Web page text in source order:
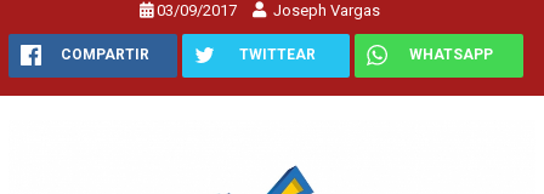
03/09/2017 Joseph Vargas
COMPARTIR TWITTEAR WHATSAPP